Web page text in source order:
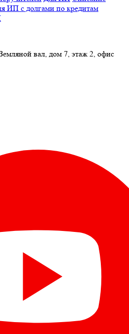
ИП с долгами по кредитам
вал, дом 7, этаж 2, офис